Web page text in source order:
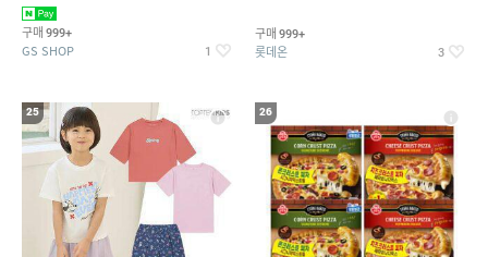
구매 999+
GS SHOP 1
구매 999+
롯데온 3
25 26